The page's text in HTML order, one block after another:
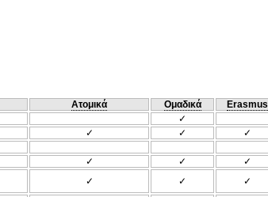
Ατομικά Ομαδικά
Erasmus
✓
✓ ✓
✓
✓ ✓
✓
✓ ✓
✓